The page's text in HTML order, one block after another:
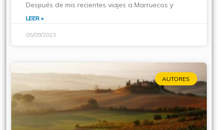
Después de mis recientes viajes a Marruecos y
LEER »
05/09/2023
AUTORES